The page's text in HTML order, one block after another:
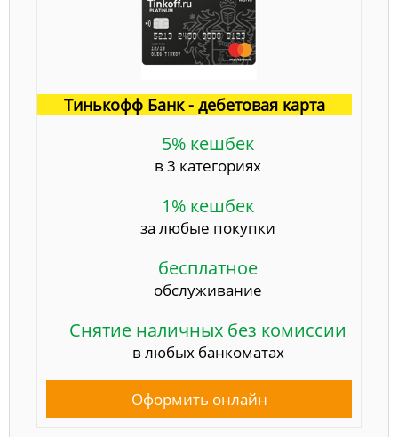
Тинькофф Банк - дебетовая карта
5% кешбек
в 3 категориях
1% кешбек
за любые покупки
бесплатное
обслуживание
Снятие наличных без комиссии
в любых банкоматах
Оформить онлайн